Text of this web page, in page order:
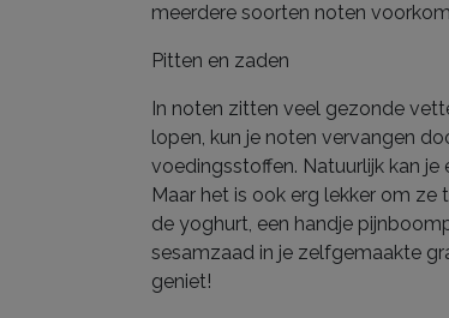
meerdere soorten noten
Pitten en zaden
In noten zitten veel gezonde
lopen, kun je noten vervangen
voedingsstoffen. Natuurlijk kan
Maar het is ook erg lekker om
de yoghurt, een handje
sesamzaad in je zelfgemaakte
geniet!